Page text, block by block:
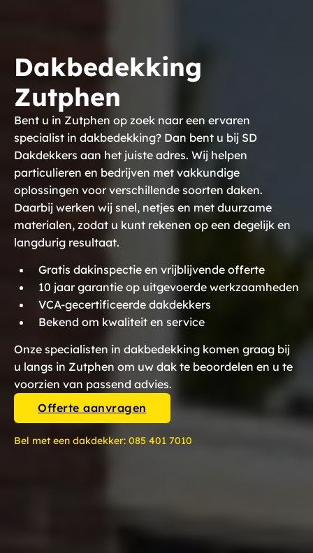
Dakbedekking
Zutphen
Bent u in Zutphen op zoek naar een ervaren
specialist in dakbedekking? Dan bent u bij SD
Dakdekkers aan het juiste adres. Wij helpen
particulieren en bedrijven met vakkundige
oplossingen voor verschillende soorten daken.
Daarbij werken wij snel, netjes en met duurzame
materialen, zodat u kunt rekenen op een degelijk en
langdurig resultaat.
Gratis dakinspectie en vrijblijvende offerte
10 jaar garantie op uitgevoerde werkzaamheden
VCA-gecertificeerde dakdekkers
Bekend om kwaliteit en service
Onze specialisten in dakbedekking komen graag bij
u langs in Zutphen om uw dak te beoordelen en u te
voorzien van passend advies.
Offerte aanvragen
Bel met een dakdekker: 085 401 7010